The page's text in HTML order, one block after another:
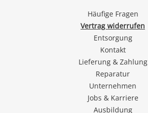
Häufige Fragen
Vertrag widerrufen
Entsorgung
Kontakt
Lieferung & Zahlung
Reparatur
Unternehmen
Jobs & Karriere
Ausbildung